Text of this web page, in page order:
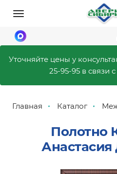
Уточняйте цены у
25-95-95 в связи
Главная Каталог
Полотно